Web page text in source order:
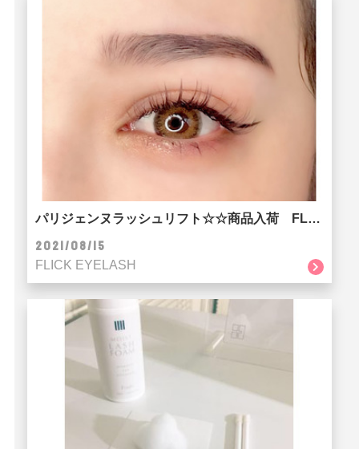
パリジェンヌラッシュリフト☆☆商品入荷 FLICK EYE LASH 京都河原町店
2021/08/15
FLICK EYELASH